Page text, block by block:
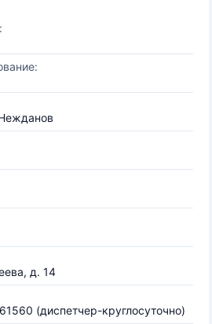
д. 14
(диспетчер-круглосуточно)